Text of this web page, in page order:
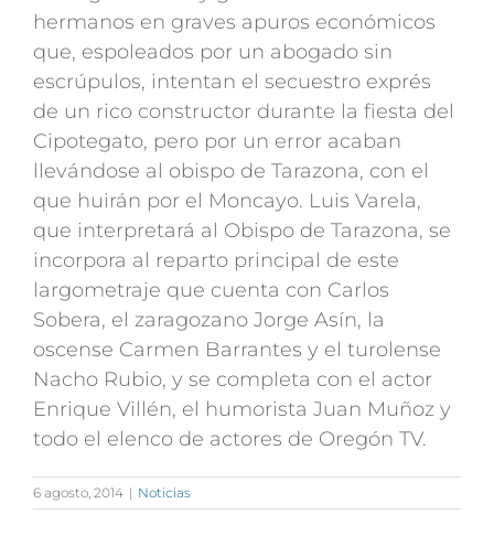
hermanos en graves apuros económicos
que, espoleados por un abogado sin
escrúpulos, intentan el secuestro exprés
de un rico constructor durante la fiesta del
Cipotegato, pero por un error acaban
llevándose al obispo de Tarazona, con el
que huirán por el Moncayo. Luis Varela,
que interpretará al Obispo de Tarazona, se
incorpora al reparto principal de este
largometraje que cuenta con Carlos
Sobera, el zaragozano Jorge Asín, la
oscense Carmen Barrantes y el turolense
Nacho Rubio, y se completa con el actor
Enrique Villén, el humorista Juan Muñoz y
todo el elenco de actores de Oregón TV.
6 agosto, 2014 | Noticias